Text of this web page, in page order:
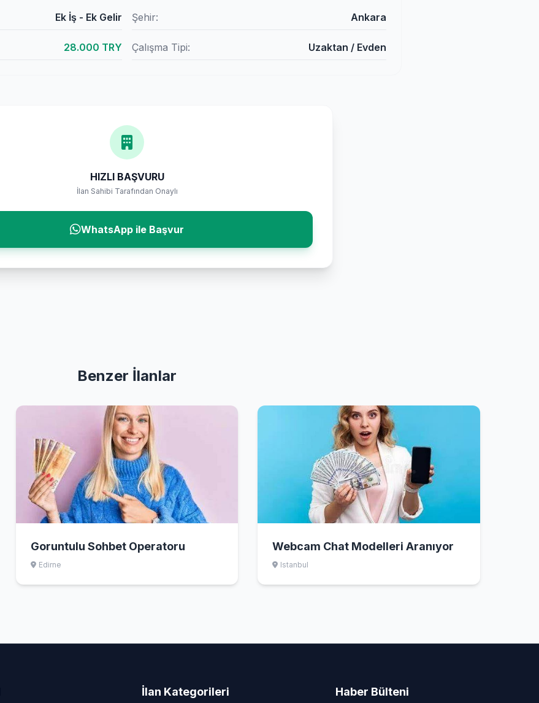
Ek İş - Ek Gelir Şehir: Ankara
28.000 TRY Çalışma Tipi: Uzaktan / Evden
HIZLI BAŞVURU
İlan Sahibi Tarafından Onaylı
WhatsApp ile Başvur
Benzer İlanlar
Goruntulu Sohbet Operatoru
Edirne
Webcam Chat Modelleri Aranıyor
Istanbul
İlan Kategorileri Haber Bülteni